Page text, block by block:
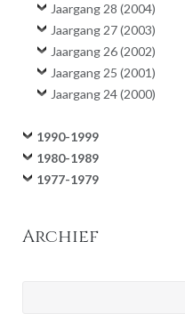
Jaargang 28 (2004)
Jaargang 27 (2003)
Jaargang 26 (2002)
Jaargang 25 (2001)
Jaargang 24 (2000)
1990-1999
1980-1989
1977-1979
Archief